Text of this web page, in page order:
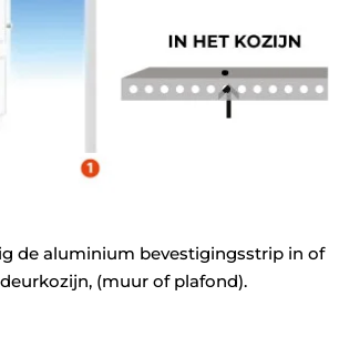
de aluminium bevestigingsstrip in of
(muur of plafond).